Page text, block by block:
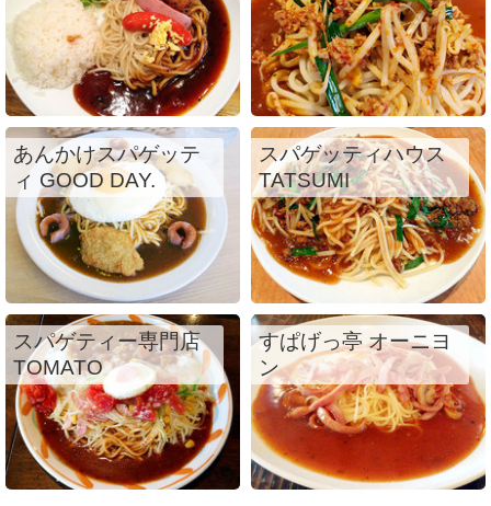
あんかけスパゲッテ
ィ GOOD DAY.
スパゲッティハウス
TATSUMI
スパゲティー専門店
TOMATO
すぱげっ亭 オーニヨ
ン